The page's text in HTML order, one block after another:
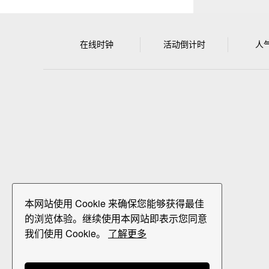
在线时钟 活动倒计时 人
本网站使用 Cookie 来确保您能够获得最佳
的浏览体验。继续使用本网站即表示您同意
我们使用 Cookie。 了解更多